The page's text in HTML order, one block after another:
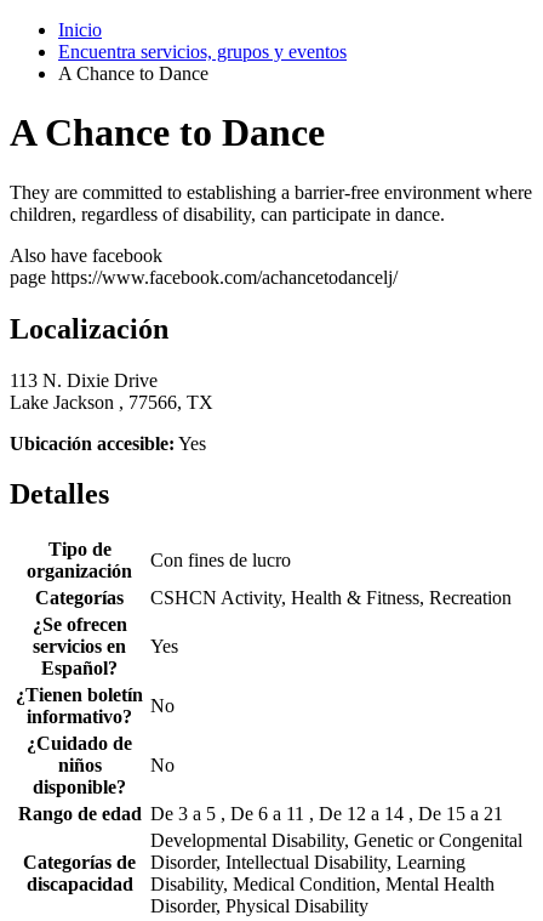
Inicio
Encuentra servicios, grupos y eventos
A Chance to Dance
A Chance to Dance
They are committed to establishing a barrier-free environment where
children, regardless of disability, can participate in dance.
Also have facebook
page https://www.facebook.com/achancetodancelj/
Localización
113 N. Dixie Drive
Lake Jackson , 77566, TX
Ubicación accesible: Yes
Detalles
Tipo de
organización
Con fines de lucro
Categorías
CSHCN Activity, Health & Fitness, Recreation
¿Se ofrecen
servicios en
Español?
Yes
¿Tienen boletín
informativo?
No
¿Cuidado de
niños
disponible?
No
Rango de edad De 3 a 5 , De 6 a 11 , De 12 a 14 , De 15 a 21
Categorías de
discapacidad
Developmental Disability, Genetic or Congenital
Disorder, Intellectual Disability, Learning
Disability, Medical Condition, Mental Health
Disorder, Physical Disability